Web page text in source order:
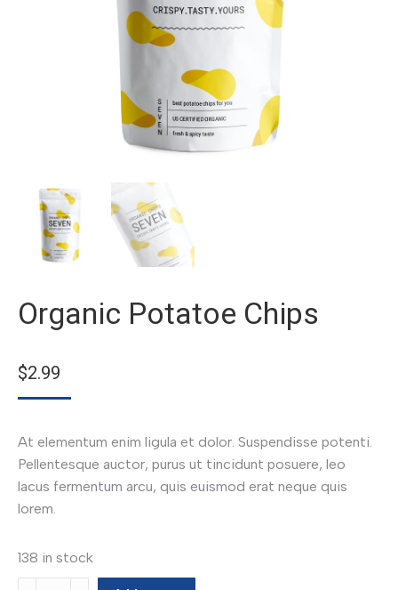
Organic Potatoe Chips
$2.99
At elementum enim ligula et dolor. Suspendisse potenti.
Pellentesque auctor, purus ut tincidunt posuere, leo
lacus fermentum arcu, quis euismod erat neque quis
lorem.
138 in stock